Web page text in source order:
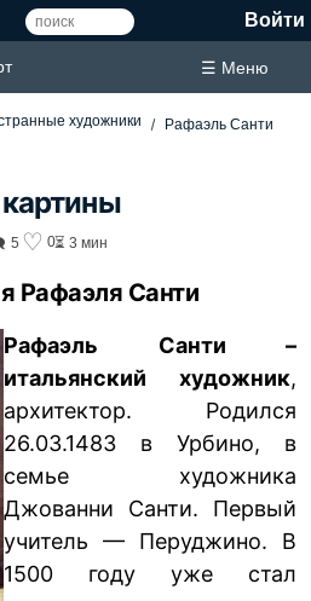
Войти
☰ Меню
художники
Рафаэль Санти
5 ♡ 0⏳ 3 мин
Рафаэля Санти
Рафаэль Санти –
итальянский художник,
архитектор. Родился
26.03.1483 в Урбино, в
семье художника
Джованни Санти. Первый
учитель — Перуджино. В
1500 году уже стал